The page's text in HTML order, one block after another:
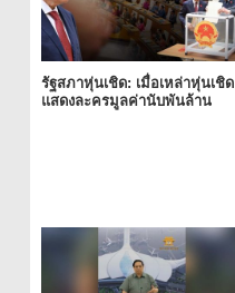
รัฐสภาหุ่นเชิด: เมื่อเหล่าหุ่นเชิด
แสดงละครมูลค่านับพันล้าน